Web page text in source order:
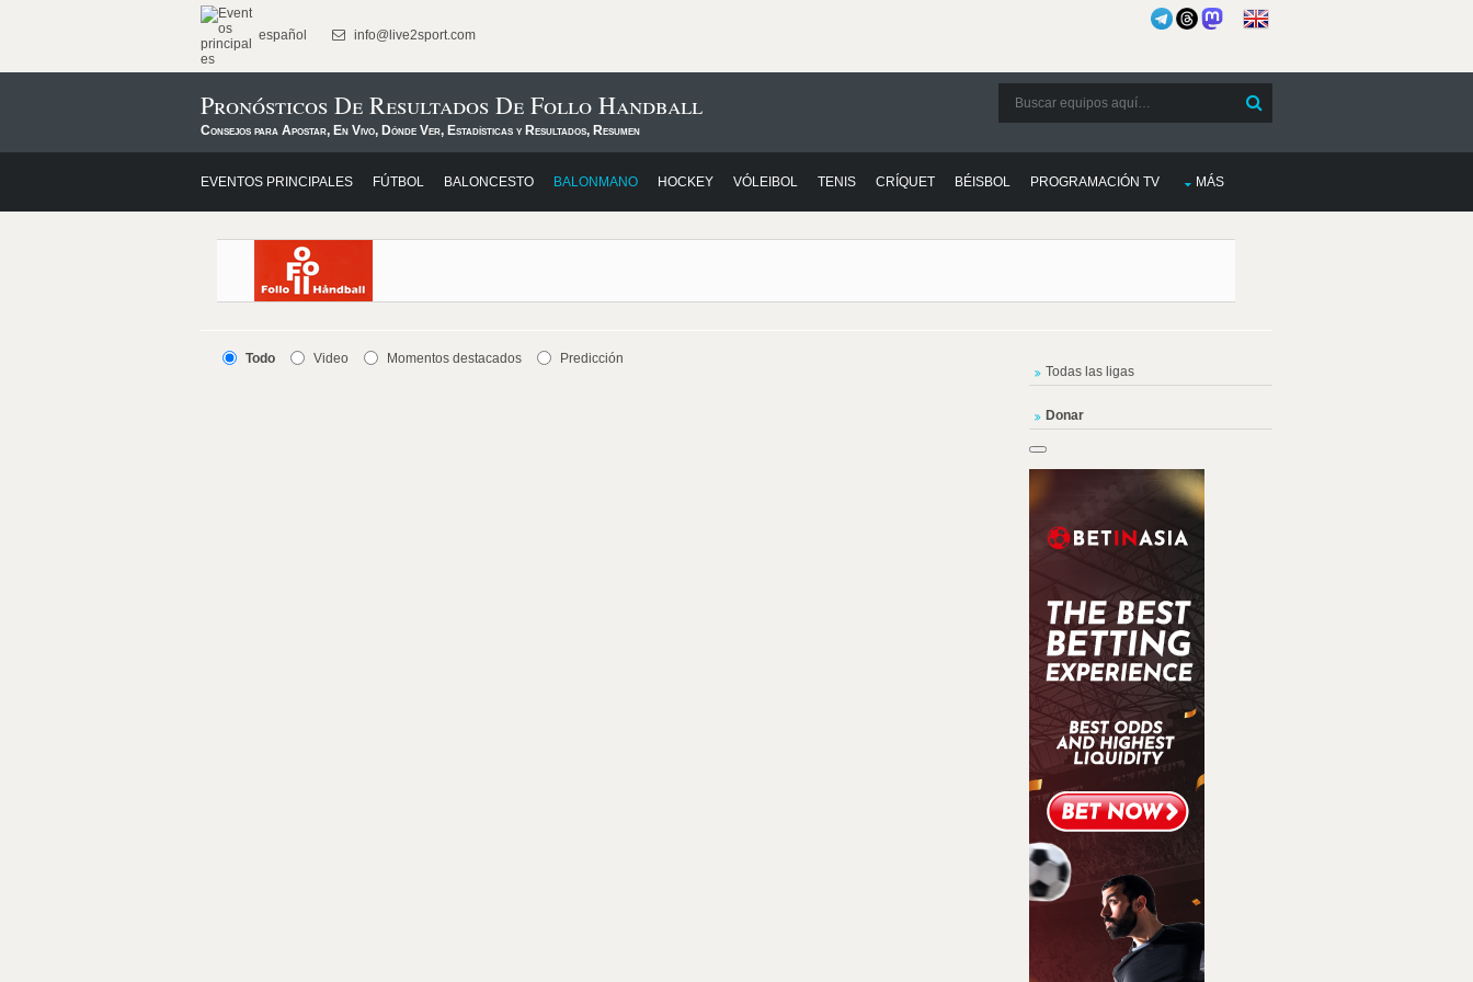
español info@live2sport.com
Pronósticos De Resultados De Follo Handball
Consejos para Apostar, En Vivo, Dónde Ver, Estadísticas y Resultados, Resumen
EVENTOS PRINCIPALES FÚTBOL BALONCESTO BALONMANO HOCKEY VÓLEIBOL TENIS CRÍQUET BÉISBOL PROGRAMACIÓN TV MÁS
Todo Video Momentos destacados Predicción
Todas las ligas
Donar